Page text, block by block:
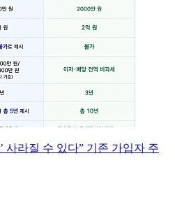
사라질 수 있다” 기존 가입자 주